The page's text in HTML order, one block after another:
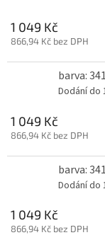
1 049 Kč
866,94 Kč bez DPH
barva:
Dodání do
1 049 Kč
866,94 Kč bez DPH
barva:
Dodání do
1 049 Kč
866,94 Kč bez DPH